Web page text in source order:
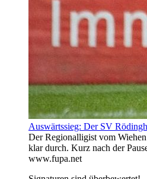
Auswärtssieg: Der SV
Der Regionalligist vom
klar durch. Kurz nach der
www.fupa.net